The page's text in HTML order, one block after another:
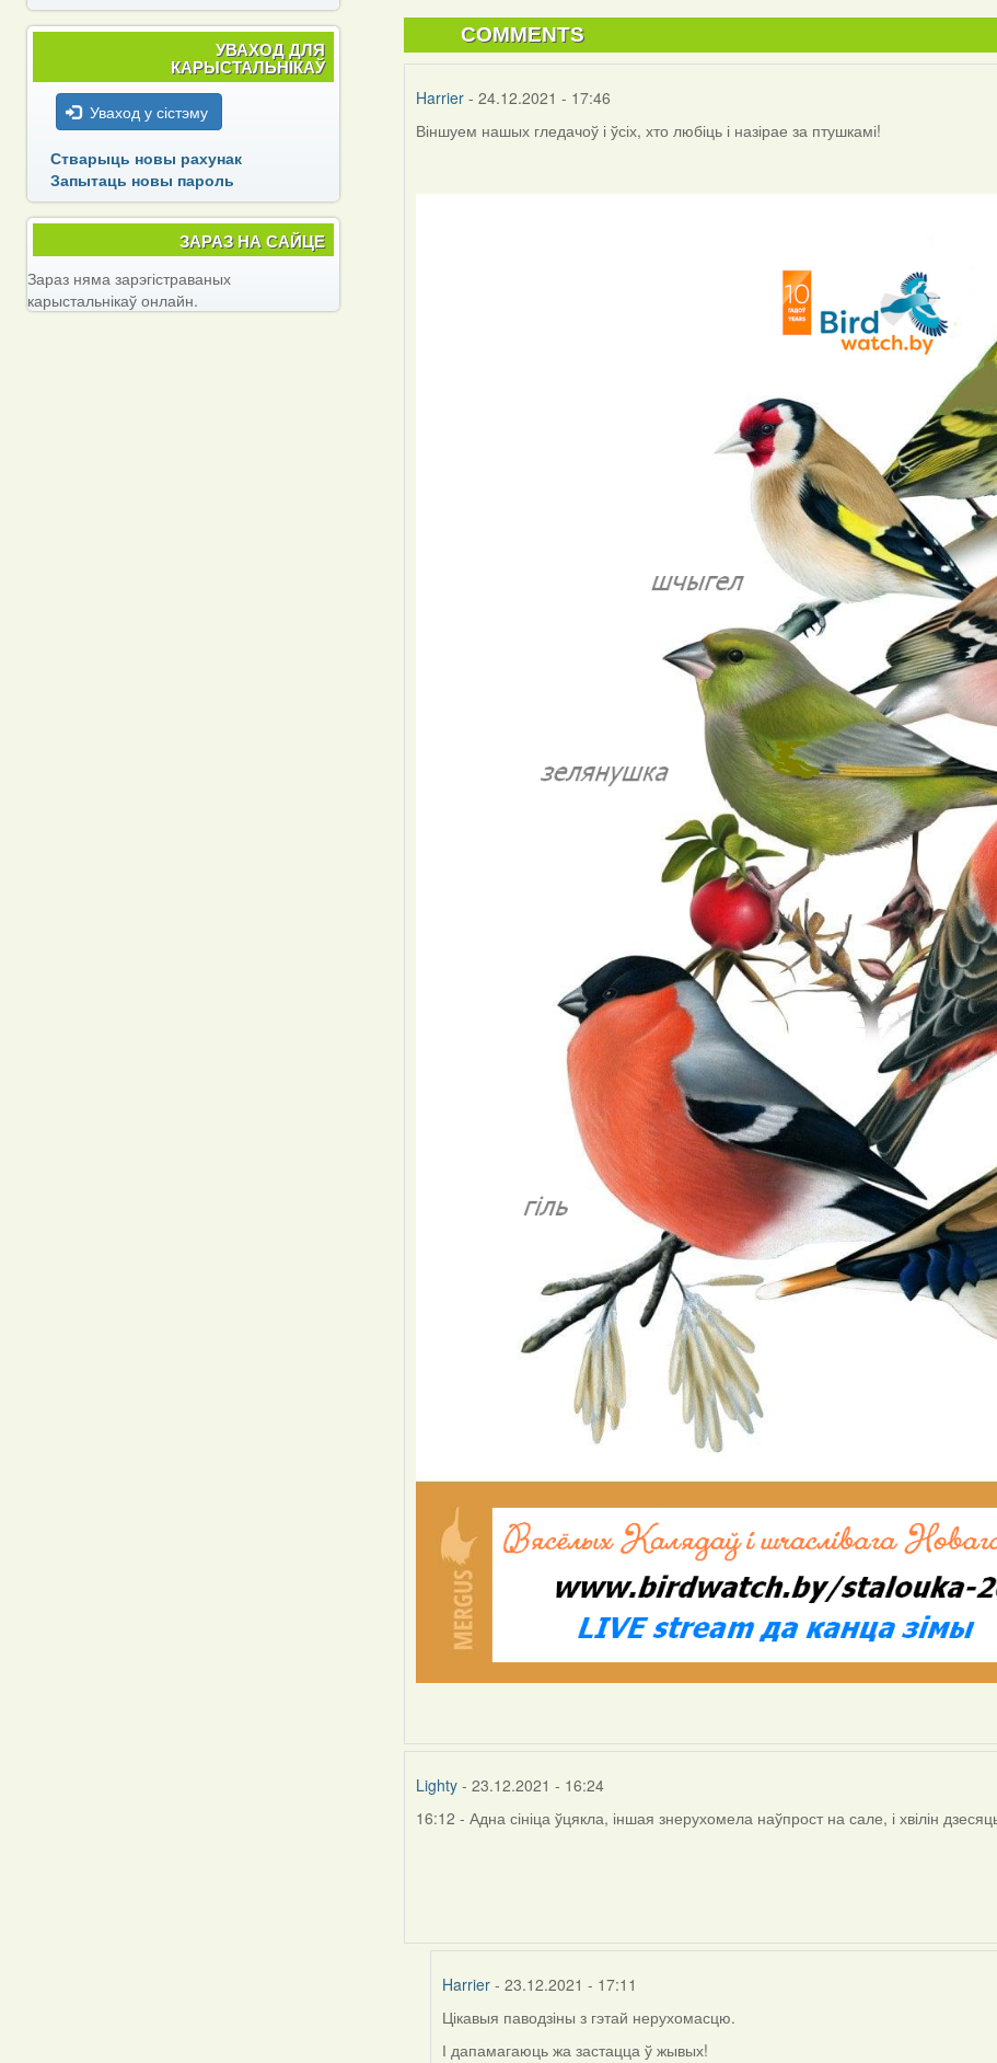
COMMENTS
Harrier - 24.12.2021 - 17:46
Віншуем нашых гледачоў і ўсіх, хто любіць і назірае за птушкамі!
Lighty - 23.12.2021 - 16:24
16:12 - Адна сініца ўцякла, іншая знерухомела наўпрост на сале, і хвілін
Harrier- 23.12.2021 - 17:11
In
reply
Цікавыя паводзіны з гэтай нерухомасцю.
І дапамагаюць жа застацца ў жывых!
УВАХОД ДЛЯ
КАРЫСТАЛЬНІКАЎ
Уваход у сістэму
Стварыць новы рахунак
Запытаць новы пароль
ЗАРАЗ НА САЙЦЕ
Зараз няма зарэгістраваных
карыстальнікаў онлайн.